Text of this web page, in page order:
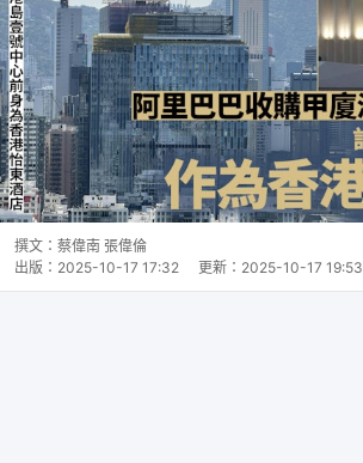
撰文： 蔡偉南 張偉倫
出版： 2025-10-17 17:32 更新： 2025-10-17 19:53